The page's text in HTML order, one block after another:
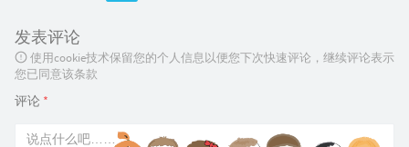
发表评论
使用cookie技术保留您的个人信息以便您下次快速评论，继续评论表示
您已同意该条款
评论 *